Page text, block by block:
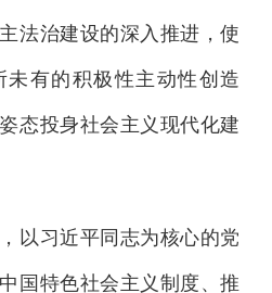
法治建设的深入推进，使
有的积极性主动性创造
态投身社会主义现代化建
习近平同志为核心的党
国特色社会主义制度、推